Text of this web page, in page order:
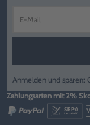
Anmelden und sparen:
Zahlungsarten mit 2%